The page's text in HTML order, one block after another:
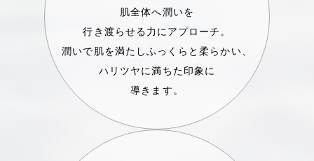
肌全体へ潤いを
行き渡らせる力にアプローチ。
潤いで肌を満たしふっくらと柔らかい、
ハリツヤに満ちた印象に
導きます。